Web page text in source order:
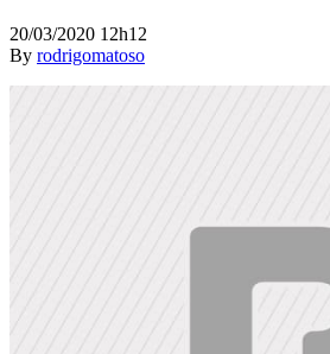
20/03/2020 12h12
By rodrigomatoso